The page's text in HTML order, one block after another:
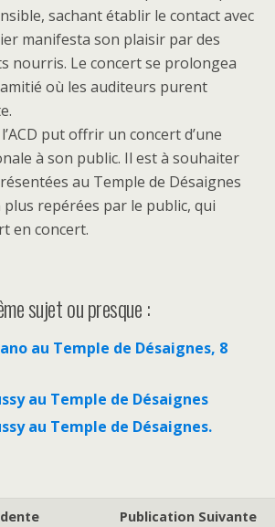
sachant établir le contact avec
manifesta son plaisir par des
nourris. Le concert se prolongea
où les auditeurs purent
put offrir un concert d’une
à son public. Il est à souhaiter
au Temple de Désaignes
repérées par le public, qui
en concert.
sujet ou presque :
au Temple de Désaignes, 8
au Temple de Désaignes
au Temple de Désaignes.
Publication Suivante